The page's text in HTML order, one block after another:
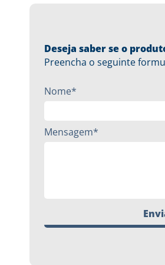
Deseja saber se o
Preencha o seguinte
Nome*
Mensagem*